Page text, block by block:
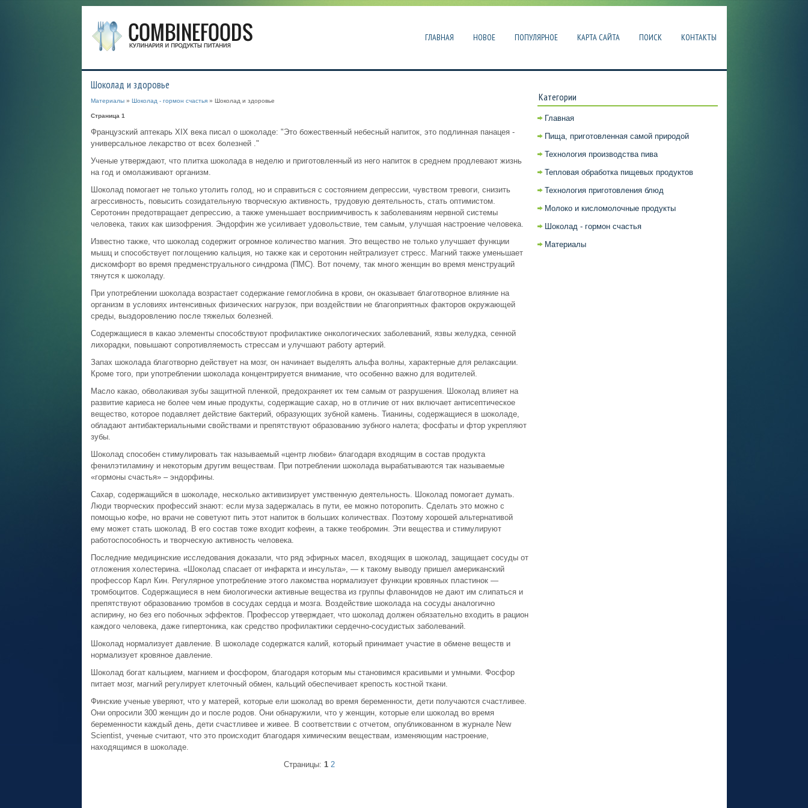
ГЛАВНАЯ НОВОЕ ПОПУЛЯРНОЕ КАРТА САЙТА ПОИСК КОНТАКТЫ
Шоколад и здоровье
Материалы» Шоколад - гормон счастья» Шоколад и здоровье
Страница 1
Французский аптекарь XIX века писал о шоколаде: "Это божественный небесный напиток, это подлинная панацея -
универсальное лекарство от всех болезней ."
Ученые утверждают, что плитка шоколада в неделю и приготовленный из него напиток в среднем продлевают жизнь
на год и омолаживают организм.
Шоколад помогает не только утолить голод, но и справиться с состоянием депрессии, чувством тревоги, снизить
агрессивность, повысить созидательную творческую активность, трудовую деятельность, стать оптимистом.
Серотонин предотвращает депрессию, а также уменьшает восприимчивость к заболеваниям нервной системы
человека, таких как шизофрения. Эндорфин же усиливает удовольствие, тем самым, улучшая настроение человека.
Известно также, что шоколад содержит огромное количество магния. Это вещество не только улучшает функции
мышц и способствует поглощению кальция, но также как и серотонин нейтрализует стресс. Магний также уменьшает
дискомфорт во время предменструального синдрома (ПМС). Вот почему, так много женщин во время менструаций
тянутся к шоколаду.
При употреблении шоколада возрастает содержание гемоглобина в крови, он оказывает благотворное влияние на
организм в условиях интенсивных физических нагрузок, при воздействии не благоприятных факторов окружающей
среды, выздоровлению после тяжелых болезней.
Содержащиеся в какао элементы способствуют профилактике онкологических заболеваний, язвы желудка, сенной
лихорадки, повышают сопротивляемость стрессам и улучшают работу артерий.
Запах шоколада благотворно действует на мозг, он начинает выделять альфа волны, характерные для релаксации.
Кроме того, при употреблении шоколада концентрируется внимание, что особенно важно для водителей.
Масло какао, обволакивая зубы защитной пленкой, предохраняет их тем самым от разрушения. Шоколад влияет на
развитие кариеса не более чем иные продукты, содержащие сахар, но в отличие от них включает антисептическое
вещество, которое подавляет действие бактерий, образующих зубной камень. Тианины, содержащиеся в шоколаде,
обладают антибактериальными свойствами и препятствуют образованию зубного налета; фосфаты и фтор укрепляют
зубы.
Шоколад способен стимулировать так называемый «центр любви» благодаря входящим в состав продукта
фенилэтиламину и некоторым другим веществам. При потреблении шоколада вырабатываются так называемые
«гормоны счастья» – эндорфины.
Сахар, содержащийся в шоколаде, несколько активизирует умственную деятельность. Шоколад помогает думать.
Люди творческих профессий знают: если муза задержалась в пути, ее можно поторопить. Сделать это можно с
помощью кофе, но врачи не советуют пить этот напиток в больших количествах. Поэтому хорошей альтернативой
ему может стать шоколад. В его состав тоже входит кофеин, а также теобромин. Эти вещества и стимулируют
работоспособность и творческую активность человека.
Последние медицинские исследования доказали, что ряд эфирных масел, входящих в шоколад, защищает сосуды от
отложения холестерина. «Шоколад спасает от инфаркта и инсульта», — к такому выводу пришел американский
профессор Карл Кин. Регулярное употребление этого лакомства нормализует функции кровяных пластинок —
тромбоцитов. Содержащиеся в нем биологически активные вещества из группы флавонидов не дают им слипаться и
препятствуют образованию тромбов в сосудах сердца и мозга. Воздействие шоколада на сосуды аналогично
аспирину, но без его побочных эффектов. Профессор утверждает, что шоколад должен обязательно входить в рацион
каждого человека, даже гипертоника, как средство профилактики сердечно-сосудистых заболеваний.
Шоколад нормализует давление. В шоколаде содержатся калий, который принимает участие в обмене веществ и
нормализует кровяное давление.
Шоколад богат кальцием, магнием и фосфором, благодаря которым мы становимся красивыми и умными. Фосфор
питает мозг, магний регулирует клеточный обмен, кальций обеспечивает крепость костной ткани.
Финские ученые уверяют, что у матерей, которые ели шоколад во время беременности, дети получаются счастливее.
Они опросили 300 женщин до и после родов. Они обнаружили, что у женщин, которые ели шоколад во время
беременности каждый день, дети счастливее и живее. В соответствии с отчетом, опубликованном в журнале New
Scientist, ученые считают, что это происходит благодаря химическим веществам, изменяющим настроение,
находящимся в шоколаде.
Страницы: 1 2
Категории
Главная
Пища, приготовленная самой природой
Технология производства пива
Тепловая обработка пищевых продуктов
Технология приготовления блюд
Молоко и кисломолочные продукты
Шоколад - гормон счастья
Материалы